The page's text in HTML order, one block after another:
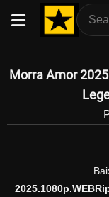
Morra Amor